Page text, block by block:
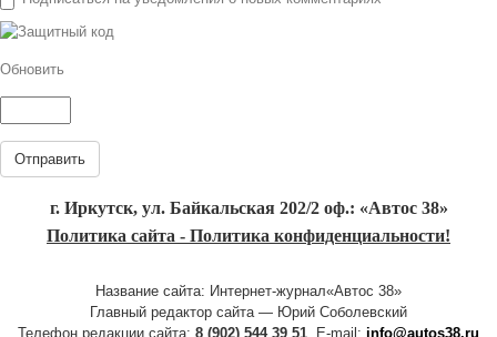
Обновить
Отправить
г. Иркутск, ул. Байкальская 202/2 оф.: «Автос 38»
Политика сайта - Политика конфиденциальности!
Название сайта: Интернет-журнал«Автос 38»
Главный редактор сайта — Юрий Соболевский
Телефон редакции сайта: 8 (902) 544 39 51 , E-mail: info@autos38.ru